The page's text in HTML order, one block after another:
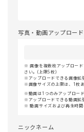
写真・動画アップロード
画像を複数枚アップロー
さい。(上限5枚)
アップロードできる画像
画像サイズの上限は、1枚
動画は1つのみアップロード
アップロードできる動画
動画サイズおよび再生時
ニックネーム